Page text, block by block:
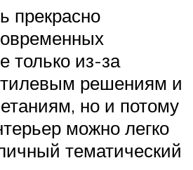
прекрасно
только из-за
решениям и
но и потому
можно легко
тематический